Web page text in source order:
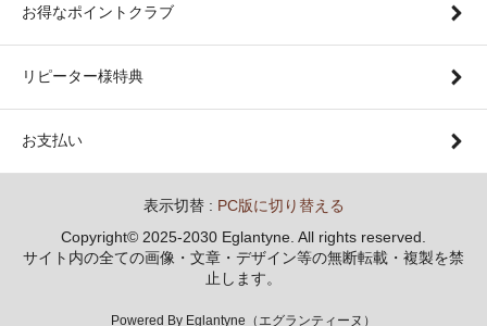
お得なポイントクラブ
リピーター様特典
お支払い
表示切替 : PC版に切り替える
Copyright© 2025-2030 Eglantyne. All rights reserved.
サイト内の全ての画像・文章・デザイン等の無断転載・複製を禁
止します。
Powered By Eglantyne（エグランティーヌ）